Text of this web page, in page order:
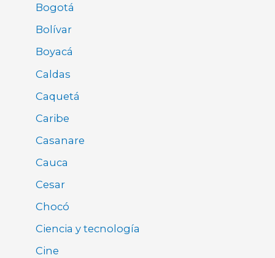
Bogotá
Bolívar
Boyacá
Caldas
Caquetá
Caribe
Casanare
Cauca
Cesar
Chocó
Ciencia y tecnología
Cine